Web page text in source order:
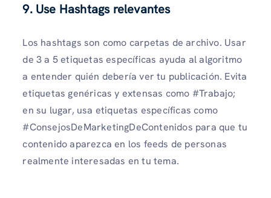
9. Use Hashtags relevantes
Los hashtags son como carpetas de archivo. Usar
de 3 a 5 etiquetas específicas ayuda al algoritmo
a entender quién debería ver tu publicación. Evita
etiquetas genéricas y extensas como #Trabajo;
en su lugar, usa etiquetas específicas como
#ConsejosDeMarketingDeContenidos para que tu
contenido aparezca en los feeds de personas
realmente interesadas en tu tema.